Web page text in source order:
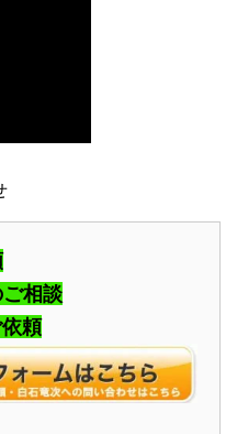
ご相談
頼